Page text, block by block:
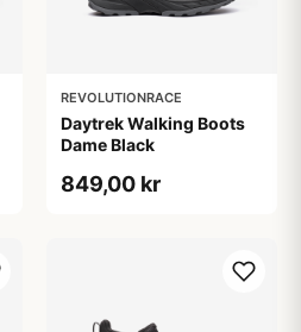
REVOLUTIONRACE
Daytrek Walking Boots
Dame Black
849,00 kr